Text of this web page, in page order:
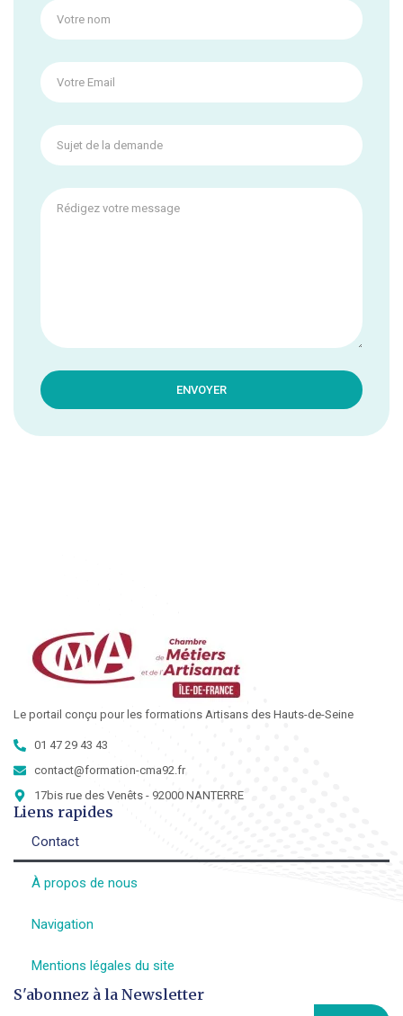
ENVOYER
Le portail conçu pour les formations Artisans des Hauts-de-Seine
01 47 29 43 43
contact@formation-cma92.fr
17bis rue des Venêts - 92000 NANTERRE
Liens rapides
Contact
À propos de nous
Navigation
Mentions légales du site
S'abonnez à la Newsletter